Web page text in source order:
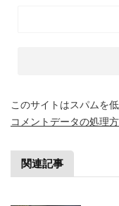
このサイトはスパムを
コメントデータの処理
関連記事